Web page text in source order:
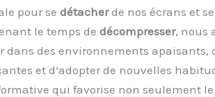
pour se détacherde nos écrans et se
le temps de décompresser, nous
dans des environnements apaisants,
et d’adopter de nouvelles
qui favorise non seulement